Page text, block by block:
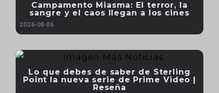
Campamento Miasma: El terror, la
sangre y el caos llegan a los cines
2026-08-06
Lo que debes de saber de Sterling
Point la nueva serie de Prime Video |
Reseña